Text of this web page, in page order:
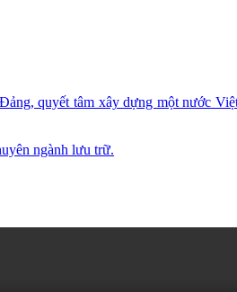
quyết tâm xây dựng một nước
ngành lưu trữ.